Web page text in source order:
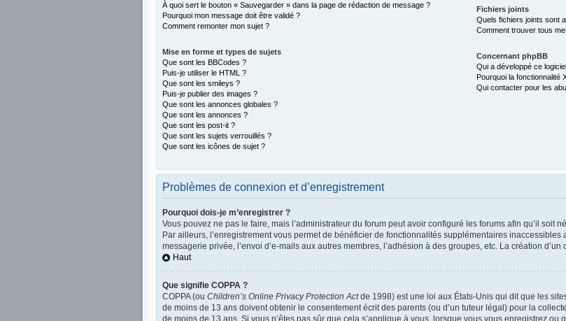
À quoi sert le bouton « Sauvegarder » dans la page de rédaction de message ?
Pourquoi mon message doit être validé ?
Comment remonter mon sujet ?
Mise en forme et types de sujets
Que sont les BBCodes ?
Puis-je utiliser le HTML ?
Que sont les smileys ?
Puis-je publier des images ?
Que sont les annonces globales ?
Que sont les annonces ?
Que sont les post-it ?
Que sont les sujets verrouillés ?
Que sont les icônes de sujet ?
Fichiers joints
Quels fichiers joints sont
Comment trouver tous
Concernant phpBB
Qui a développé ce
Pourquoi la fonctionnalité
Qui contacter pour les
Problèmes de connexion et d’enregistrement
Pourquoi dois-je m’enregistrer ?
Vous pouvez ne pas le faire, mais l’administrateur du forum peut avoir configuré les forums afin qu’il soit
Par ailleurs, l’enregistrement vous permet de bénéficier de fonctionnalités supplémentaires
messagerie privée, l’envoi d’e-mails aux autres membres, l’adhésion à des groupes, etc. La création
Haut
Que signifie COPPA ?
COPPA (ou Children’s Online Privacy Protection Actde 1998) est une loi aux États-Unis qui dit que les
de moins de 13 ans doivent obtenir le consentement écrit des parents (ou d’un tuteur légal) pour la
de moins de 13 ans. Si vous n’êtes pas sûr que cela s’applique à vous, lorsque vous vous enregistrez ou